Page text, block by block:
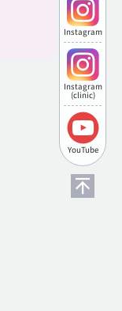
Instagram
Instagram
(clinic)
YouTube